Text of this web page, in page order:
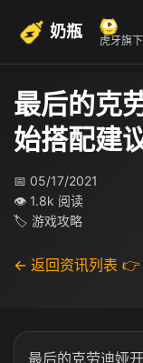
奶瓶 虎牙旗
最后的克
始搭配建
📅 05/17/2021
👁 1.8k 阅读
🏷 游戏攻略
← 返回资讯列表 👉
最后的克劳迪娅